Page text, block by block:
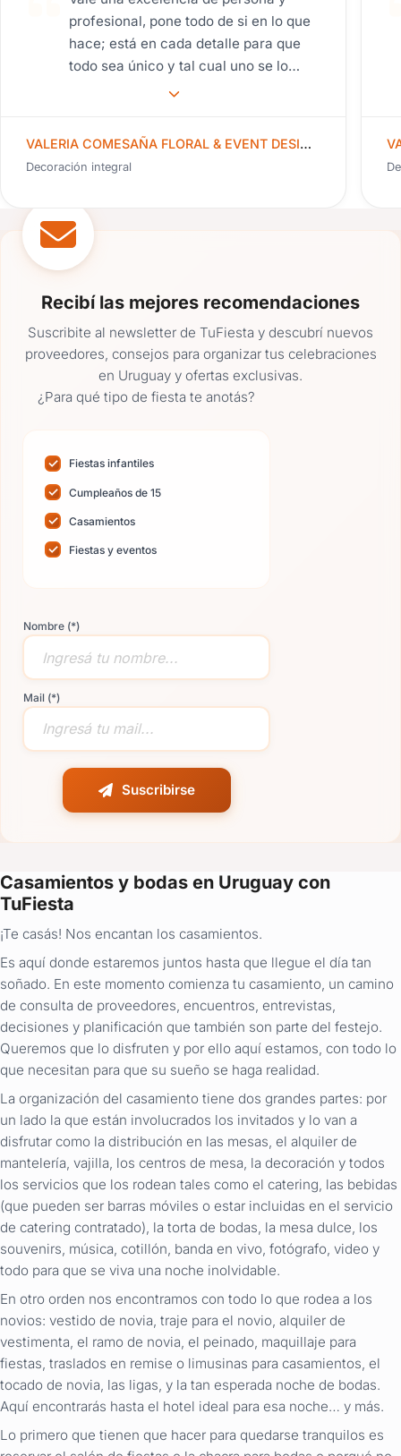
profesional, pone todo de si en lo que
hace; está en cada detalle para que
todo sea único y tal cual uno se lo
imagina. Plasma tus ideas y las
sin perder lo que uno desea. Una guía
nuestra idea, logrando un ambiente
salón. Los detalles de vestir el salón
con los colores elegidos, los centros
de mesa, los ramos de novia, el rincón
Agradecida que Vale acompañó en
todo momento, siempre dispuesta y
preocupada en cada detalle. Gracias
VALERIA COMESAÑA FLORAL & EVENT DESIGNER
Decoración integral
Recibí las mejores recomendaciones
Suscribite al newsletter de TuFiesta y descubrí nuevos
proveedores, consejos para organizar tus celebraciones
en Uruguay y ofertas exclusivas.
¿Para qué tipo de fiesta te anotás?
Fiestas infantiles
Cumpleaños de 15
Casamientos
Fiestas y eventos
Nombre (*)
Mail (*)
Suscribirse
Casamientos y bodas en Uruguay con
TuFiesta
¡Te casás! Nos encantan los casamientos.
Es aquí donde estaremos juntos hasta que llegue el día tan
soñado. En este momento comienza tu casamiento, un camino
de consulta de proveedores, encuentros, entrevistas,
decisiones y planificación que también son parte del festejo.
Queremos que lo disfruten y por ello aquí estamos, con todo lo
que necesitan para que su sueño se haga realidad.
La organización del casamiento tiene dos grandes partes: por
un lado la que están involucrados los invitados y lo van a
disfrutar como la distribución en las mesas, el alquiler de
mantelería, vajilla, los centros de mesa, la decoración y todos
los servicios que los rodean tales como el catering, las bebidas
(que pueden ser barras móviles o estar incluidas en el servicio
de catering contratado), la torta de bodas, la mesa dulce, los
souvenirs, música, cotillón, banda en vivo, fotógrafo, video y
todo para que se viva una noche inolvidable.
En otro orden nos encontramos con todo lo que rodea a los
novios: vestido de novia, traje para el novio, alquiler de
vestimenta, el ramo de novia, el peinado, maquillaje para
fiestas, traslados en remise o limusinas para casamientos, el
tocado de novia, las ligas, y la tan esperada noche de bodas.
Aquí encontrarás hasta el hotel ideal para esa noche… y más.
Lo primero que tienen que hacer para quedarse tranquilos es